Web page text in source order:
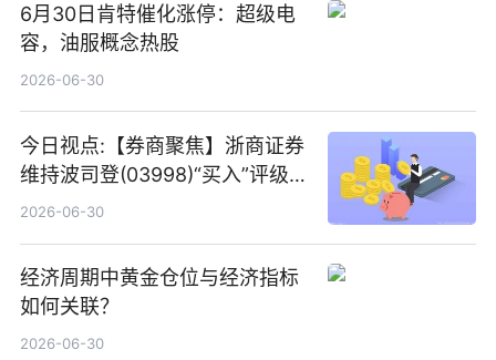
6月30日肯特催化涨停：超级电
容，油服概念热股
2026-06-30
今日视点:【券商聚焦】浙商证券
维持波司登(03998)“买入”评级
指其业绩高质量稳增长
2026-06-30
经济周期中黄金仓位与经济指标
如何关联？
2026-06-30